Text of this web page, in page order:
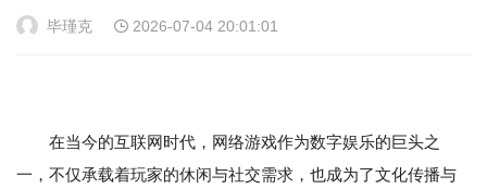
毕瑾克 2026-07-04 20:01:01
在当今的互联网时代，网络游戏作为数字娱乐的巨头之
一，不仅承载着玩家的休闲与社交需求，也成为了文化传播与